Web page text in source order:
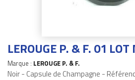
LEROUGE P. & F. 01
Marque : LEROUGE P. & F.
Noir - Capsule de Champagne -